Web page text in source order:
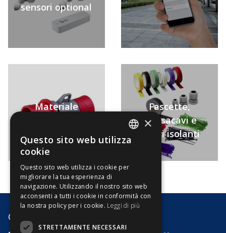
sensori optional
Materiale
Fascette,
pressacavi e
nastri isolanti
G8 Motori s.r.l.
×
Questo sito web utilizza
cookie
Questo sito web utilizza i cookie per
migliorare la tua esperienza di
navigazione. Utilizzando il nostro sito web
acconsenti a tutti i cookie in conformità con
la nostra policy per i cookie. Leggi di più
STRETTAMENTE NECESSARI